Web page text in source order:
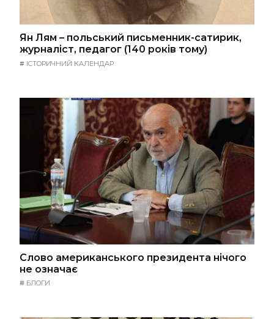
Ян Лям – польський письменник-сатирик,
журналіст, педагог (140 років тому)
# ІСТОРИЧНИЙ КАЛЕНДАР
Слово американського президента нічого
не означає
# БЛОГИ